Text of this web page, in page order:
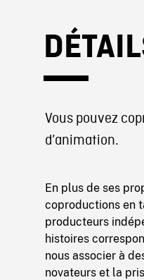
Vous pouvez
d’animation.
En plus de ses
coproductions en
producteurs
histoires
nous associer à
novateurs et la